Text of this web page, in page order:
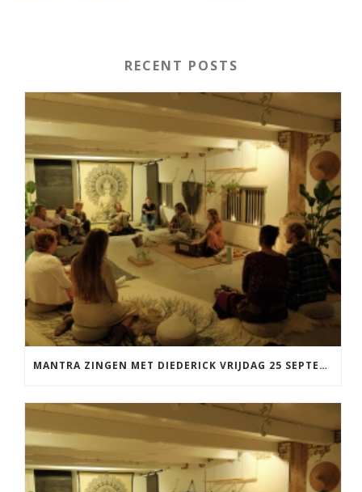
RECENT POSTS
MANTRA ZINGEN MET DIEDERICK VRIJDAG 25 SEPTEMBER EN 20 NOVEMBER